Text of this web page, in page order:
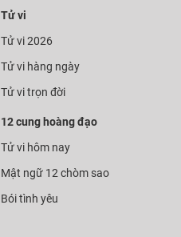
Tử vi
Tử vi 2026
Tử vi hàng ngày
Tử vi trọn đời
12 cung hoàng đạo
Tử vi hôm nay
Mật ngữ 12 chòm sao
Bói tình yêu